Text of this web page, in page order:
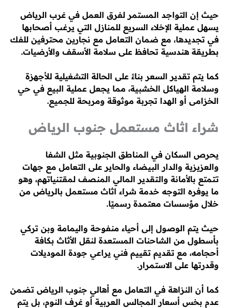
حيث إن التواجد المستمر لفرق العمل في غرب الرياض
يسهل عملية الإخلاء السريع للمنازل التي يرغب أصحابها
في تجديدها، مع ضمان التعامل مع نجارين محترفين للفك
بطريقة هندسية تحافظ على سلامة الأسقف والأرضيات.
كما يتم تقدير السعر بناءً على الحالة التشغيلية للأجهزة
وسلامة الهياكل الخشبية، مما يجعل عملية البيع في حي
الخزامى أو الهدا تجربة موثوقة ومربحة للجميع.
شراء اثاث مستعمل جنوب الرياض
يحرص السكان في المناطق الجنوبية مثل الشفا
والعزيزية والدار البيضاء والحاير على التعامل مع جهات
تتمتع بالأمانة والتقدير المالي المنصف لمقتنياتهم، وهو
ما يوفره التوجه خدمة شراء اثاث مستعمل بالرياض من
خلال مؤسسات معتمدة رسميًا.
حيث يتم الوصول إلى أحياء منفوحة واليمامة وبن تركي
بأسطول من الشاحنات المستعدة لنقل الأثاث بكافة
أحجامه، مع تقديم تقييم فني يراعي جودة الموديلات
وقدرتها على الاستمرار.
كما أن النزاهة في التعامل مع أهالي جنوب الرياض تضمن
عدم بخس أسعار المجالس العربية أو غرف النوم، بل يتم